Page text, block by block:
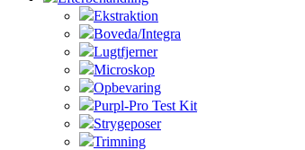
Ekstraktion
Boveda/Integra
Lugtfjerner
Microskop
Opbevaring
Purpl-Pro Test Kit
Strygeposer
Trimning